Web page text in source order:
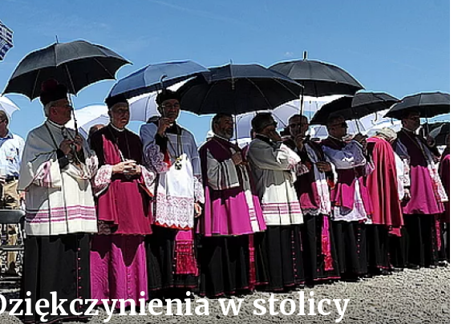
w stolicy